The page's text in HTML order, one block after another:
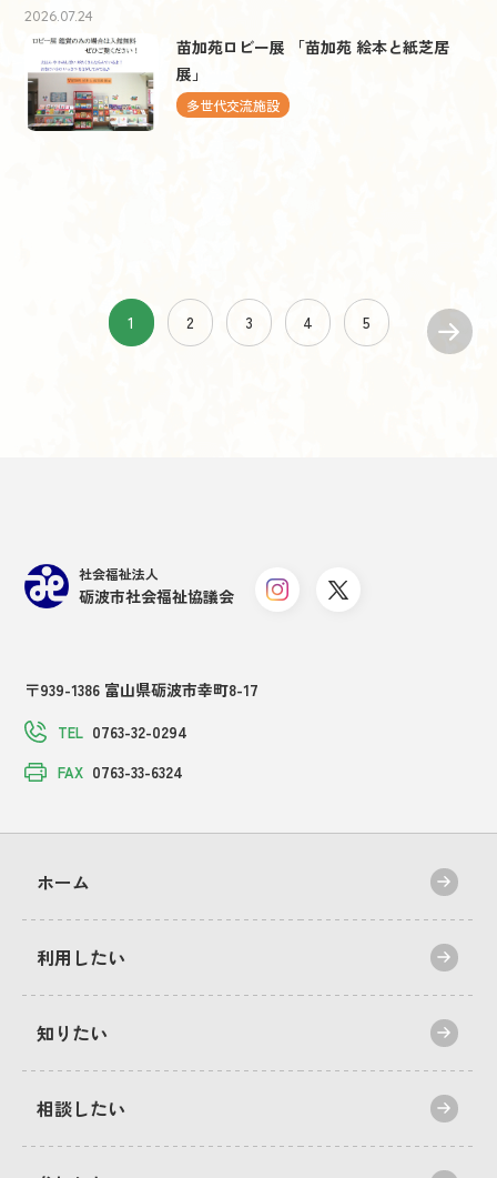
苗加苑ロビー展 「苗加苑 絵本と紙芝居
展」
多世代交流施設
2026.07.24
1 2 3 4 5
社会福祉法人
砺波市社会福祉協議会
〒939-1386 富山県砺波市幸町8-17
TEL 0763-32-0294
FAX 0763-33-6324
ホーム
利用したい
知りたい
相談したい